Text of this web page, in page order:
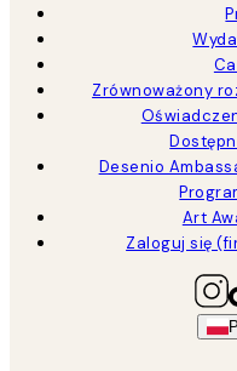
Zrównoważony
Desenio
Art
Zaloguj się